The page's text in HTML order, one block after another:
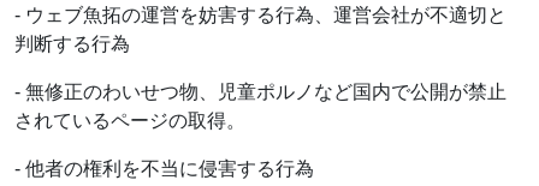
- ウェブ魚拓の運営を妨害する行為、運営会社が不適切と
判断する行為
- 無修正のわいせつ物、児童ポルノなど国内で公開が禁止
されているページの取得。
- 他者の権利を不当に侵害する行為